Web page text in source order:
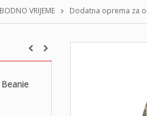
VRIJEME Dodatna oprema za